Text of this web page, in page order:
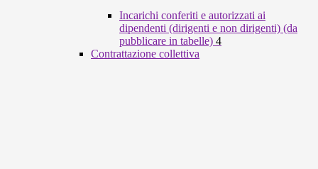
Incarichi conferiti e autorizzati ai
dipendenti (dirigenti e non dirigenti) (da
pubblicare in tabelle) 4
Contrattazione collettiva